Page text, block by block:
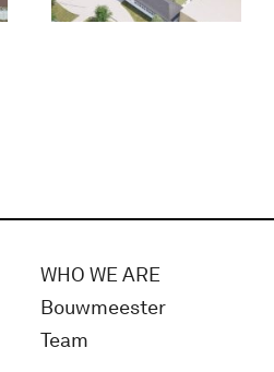
WHO WE ARE
Bouwmeester
Team